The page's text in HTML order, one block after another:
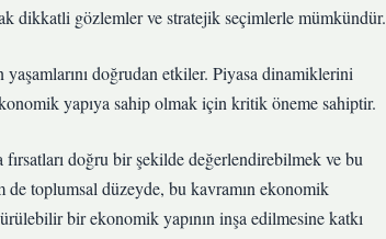
dikkatli gözlemler ve stratejik seçimlerle mümkündür.
doğrudan etkiler. Piyasa dinamiklerini
yapıya sahip olmak için kritik öneme sahiptir.
doğru bir şekilde değerlendirebilmek ve bu
de toplumsal düzeyde, bu kavramın ekonomik
bir ekonomik yapının inşa edilmesine katkı